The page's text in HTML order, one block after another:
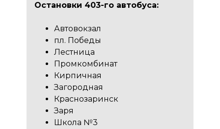
Остановки 403-го автобуса:
Автовокзал
пл. Победы
Лестница
Промкомбинат
Кирпичная
Загородная
Краснозаринск
Заря
Школа №3